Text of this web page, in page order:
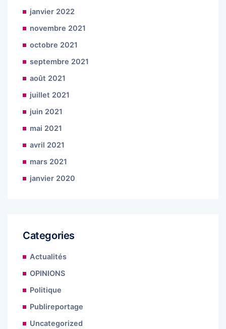
janvier 2022
novembre 2021
octobre 2021
septembre 2021
août 2021
juillet 2021
juin 2021
mai 2021
avril 2021
mars 2021
janvier 2020
Categories
Actualités
OPINIONS
Politique
Publireportage
Uncategorized